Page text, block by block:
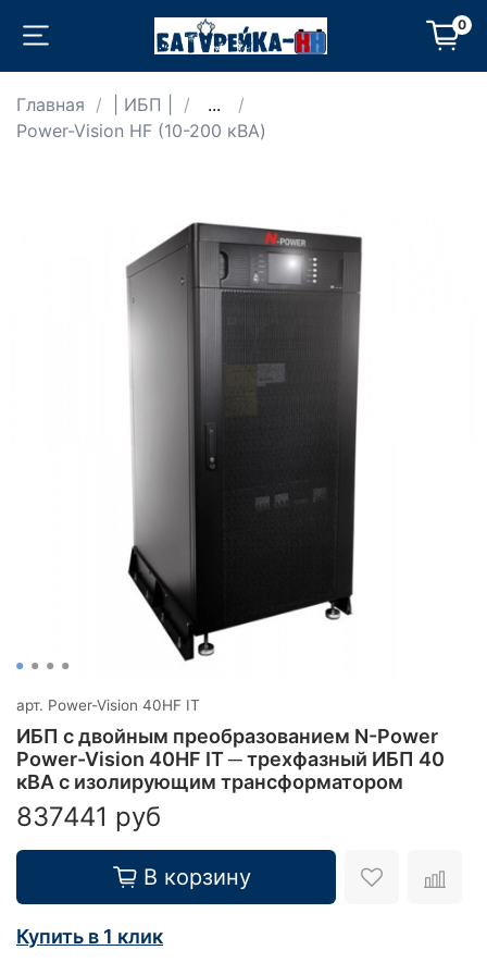
0
Главная | ИБП |
...
Power-Vision HF (10-200 кВА)
арт. Power-Vision 40HF IT
ИБП с двойным преобразованием N-Power
Power-Vision 40HF IT ─ трехфазный ИБП 40
кВА с изолирующим трансформатором
837441 руб
В корзину
Купить в 1 клик